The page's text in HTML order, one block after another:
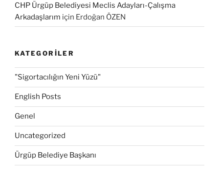
CHP Ürgüp Belediyesi Meclis Adayları-Çalışma
Arkadaşlarım için Erdoğan ÖZEN
KATEGORILER
"Sigortacılığın Yeni Yüzü"
English Posts
Genel
Uncategorized
Ürgüp Belediye Başkanı